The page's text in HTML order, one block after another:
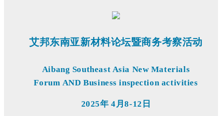
艾邦东南亚新材料论坛暨商务考察活动
Aibang Southeast Asia New Materials
Forum AND Business inspection activities
2025年 4月8-12日